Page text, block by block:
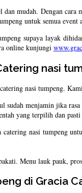
mudah. Dengan
untuk semua event
supaya layak
online kunjungi
nasi
nasi tumpeng.
menjamin jika
yang terpilih dan
nasi tumpeng
Menu lauk pauk,
di Gracia